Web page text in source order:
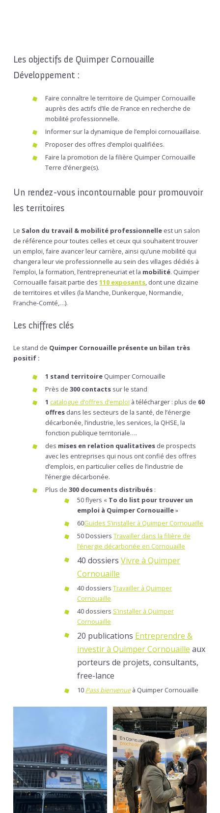
Les objectifs de Quimper Cornouaille
Développement :
Faire connaître le territoire de Quimper Cornouaille
auprès des actifs d’Ile de France en recherche de
mobilité professionnelle.
Informer sur la dynamique de l’emploi cornouaillaise.
Proposer des offres d’emploi qualifiées.
Faire la promotion de la filière Quimper Cornouaille
Terre d’énergie(s).
Un rendez-vous incontournable pour promouvoir
les territoires
Le Salon du travail & mobilité professionnelle est un salon
de référence pour toutes celles et ceux qui souhaitent trouver
un emploi, faire avancer leur carrière, ainsi qu’une mobilité qui
changera leur vie professionnelle au sein des villages dédiés à
l’emploi, la formation, l’entrepreneuriat et la mobilité. Quimper
Cornouaille faisait partie des 110 exposants, dont une dizaine
de territoires et villes (la Manche, Dunkerque, Normandie,
Franche-Comté,…).
Les chiffres clés
Le stand de Quimper Cornouaille présente un bilan très
positif :
1 stand territoire Quimper Cornouaille
Près de 300 contacts sur le stand
1 catalogue d’offres d’emploi à télécharger : plus de 60
offres dans les secteurs de la santé, de l’énergie
décarbonée, l’industrie, les services, la QHSE, la
fonction publique territoriale….
des mises en relation qualitatives de prospects
avec les entreprises qui nous ont confié des offres
d’emplois, en particulier celles de l’industrie de
l’énergie décarbonée.
Plus de 300 documents distribués :
50 flyers « To do list pour trouver un
emploi à Quimper Cornouaille»
60Guides S’installer à Quimper Cornouaille
50 Dossiers Travailler dans la filière de
l’énergie décarbonée en Cornouaille
40 dossiers Vivre à Quimper
Cornouaille
40 dossiers Travailler à Quimper
Cornouaille
40 dossiers S’installer à Quimper
Cornouaille
20 publications Entreprendre &
investir à Quimper Cornouaille aux
porteurs de projets, consultants,
free-lance
10 Pass bienvenueà Quimper Cornouaille